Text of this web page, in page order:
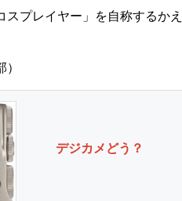
プレイヤー」を自称するか
デジカメどう？